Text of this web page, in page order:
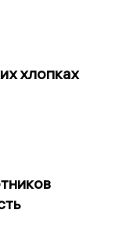
хлопках